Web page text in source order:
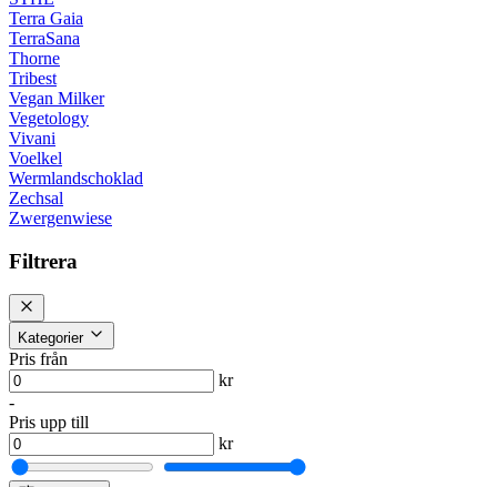
Terra Gaia
TerraSana
Thorne
Tribest
Vegan Milker
Vegetology
Vivani
Voelkel
Wermlandschoklad
Zechsal
Zwergenwiese
Filtrera
Kategorier
Pris från
kr
-
Pris upp till
kr